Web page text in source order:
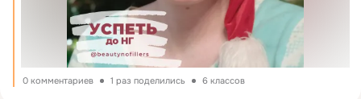
0 комментариев 1 раз поделились 6 классов